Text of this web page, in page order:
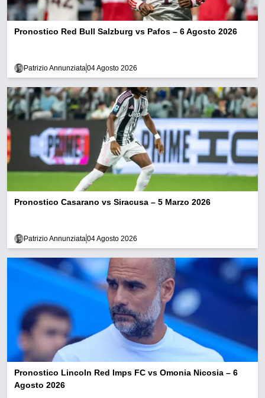
Pronostico Red Bull Salzburg vs Pafos – 6 Agosto 2026
Patrizio Annunziata04 Agosto 2026
Pronostico Casarano vs Siracusa – 5 Marzo 2026
Patrizio Annunziata04 Agosto 2026
Pronostico Lincoln Red Imps FC vs Omonia Nicosia – 6
Agosto 2026